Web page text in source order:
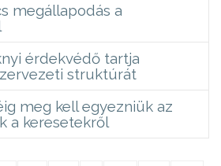
megállapodás a
érdekvédő tartja
struktúrát
meg kell egyezniük az
a keresetekről